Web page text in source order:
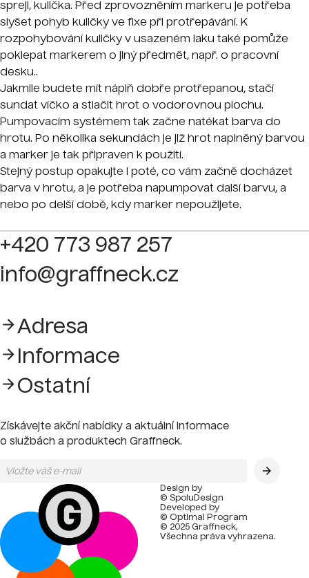
spreji, kulička. Před zprovozněním markeru je potřeba
slyšet pohyb kuličky ve fixe při protřepávání. K
rozpohybování kuličky v usazeném laku také pomůže
poklepat markerem o jiný předmět, např. o pracovní
desku..
Jakmile budete mít náplň dobře protřepanou, stačí
sundat víčko a stlačit hrot o vodorovnou plochu.
Pumpovacím systémem tak začne natékat barva do
hrotu. Po několika sekundách je již hrot naplněný barvou
a marker je tak připraven k použití.
Stejný postup opakujte i poté, co vám začně docházet
barva v hrotu, a je potřeba napumpovat další barvu, a
nebo po delší době, kdy marker nepoužijete.
+420 773 987 257
info@graffneck.cz
Adresa
Informace
Ostatní
Získávejte akční nabídky a aktuální informace
o službách a produktech Graffneck.
Design by
© SpoluDesign
Developed by
© Optimal Program
© 2025 Graffneck,
Všechna práva vyhrazena.